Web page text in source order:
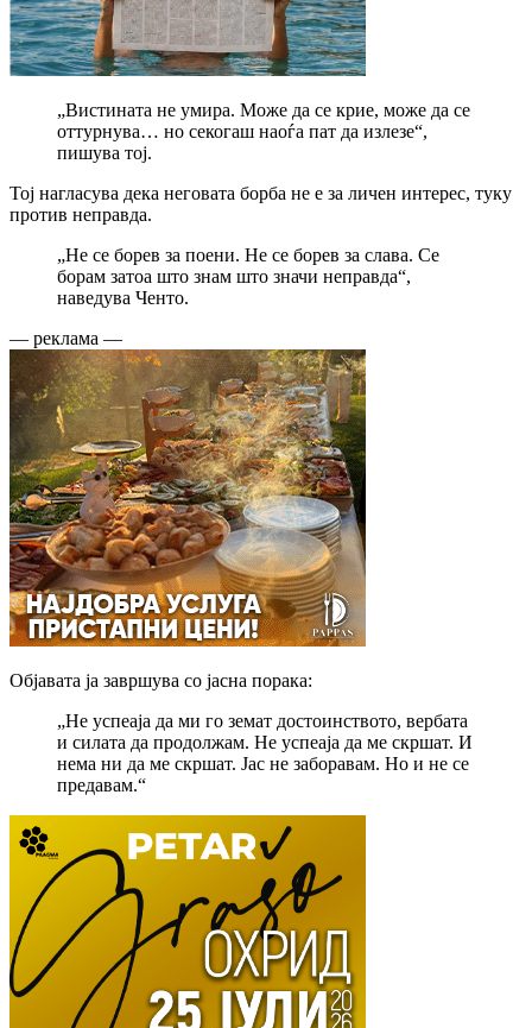
„Вистината не умира. Може да се крие, може да се
оттурнува… но секогаш наоѓа пат да излезе“,
пишува тој.
Тој нагласува дека неговата борба не е за личен интерес, туку
против неправда.
„Не се борев за поени. Не се борев за слава. Се
борам затоа што знам што значи неправда“,
наведува Ченто.
— реклама —
Објавата ја завршува со јасна порака:
„Не успеаја да ми го земат достоинството, вербата
и силата да продолжам. Не успеаја да ме скршат. И
нема ни да ме скршат. Јас не заборавам. Но и не се
предавам.“